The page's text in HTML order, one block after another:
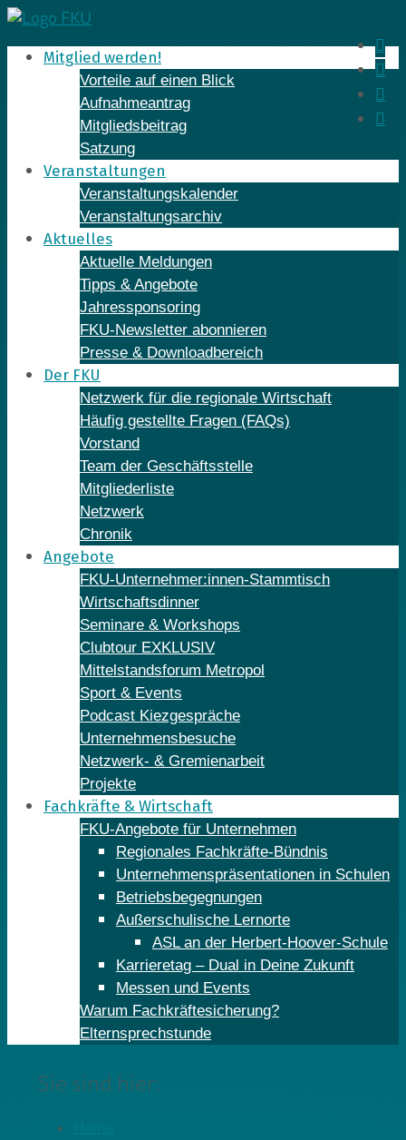
Skip
to
contentMitglied werden!
Vorteile auf einen Blick
Aufnahmeantrag
Mitgliedsbeitrag
Satzung
Veranstaltungen
Veranstaltungskalender
Veranstaltungsarchiv
Aktuelles
Aktuelle Meldungen
Tipps & Angebote
Jahressponsoring
FKU-Newsletter abonnieren
Presse & Downloadbereich
Der FKU
Netzwerk für die regionale Wirtschaft
Häufig gestellte Fragen (FAQs)
Vorstand
Team der Geschäftsstelle
Mitgliederliste
Netzwerk
Chronik
Angebote
FKU-Unternehmer:innen-Stammtisch
Wirtschaftsdinner
Seminare & Workshops
Clubtour EXKLUSIV
Mittelstandsforum Metropol
Sport & Events
Podcast Kiezgespräche
Unternehmensbesuche
Netzwerk- & Gremienarbeit
Projekte
Fachkräfte & Wirtschaft
FKU-Angebote für Unternehmen
Regionales Fachkräfte-Bündnis
Unternehmenspräsentationen in Schulen
Betriebsbegegnungen
Außerschulische Lernorte
ASL an der Herbert-Hoover-Schule
Karrieretag – Dual in Deine Zukunft
Messen und Events
Warum Fachkräftesicherung?
Elternsprechstunde
Sie sind hier: